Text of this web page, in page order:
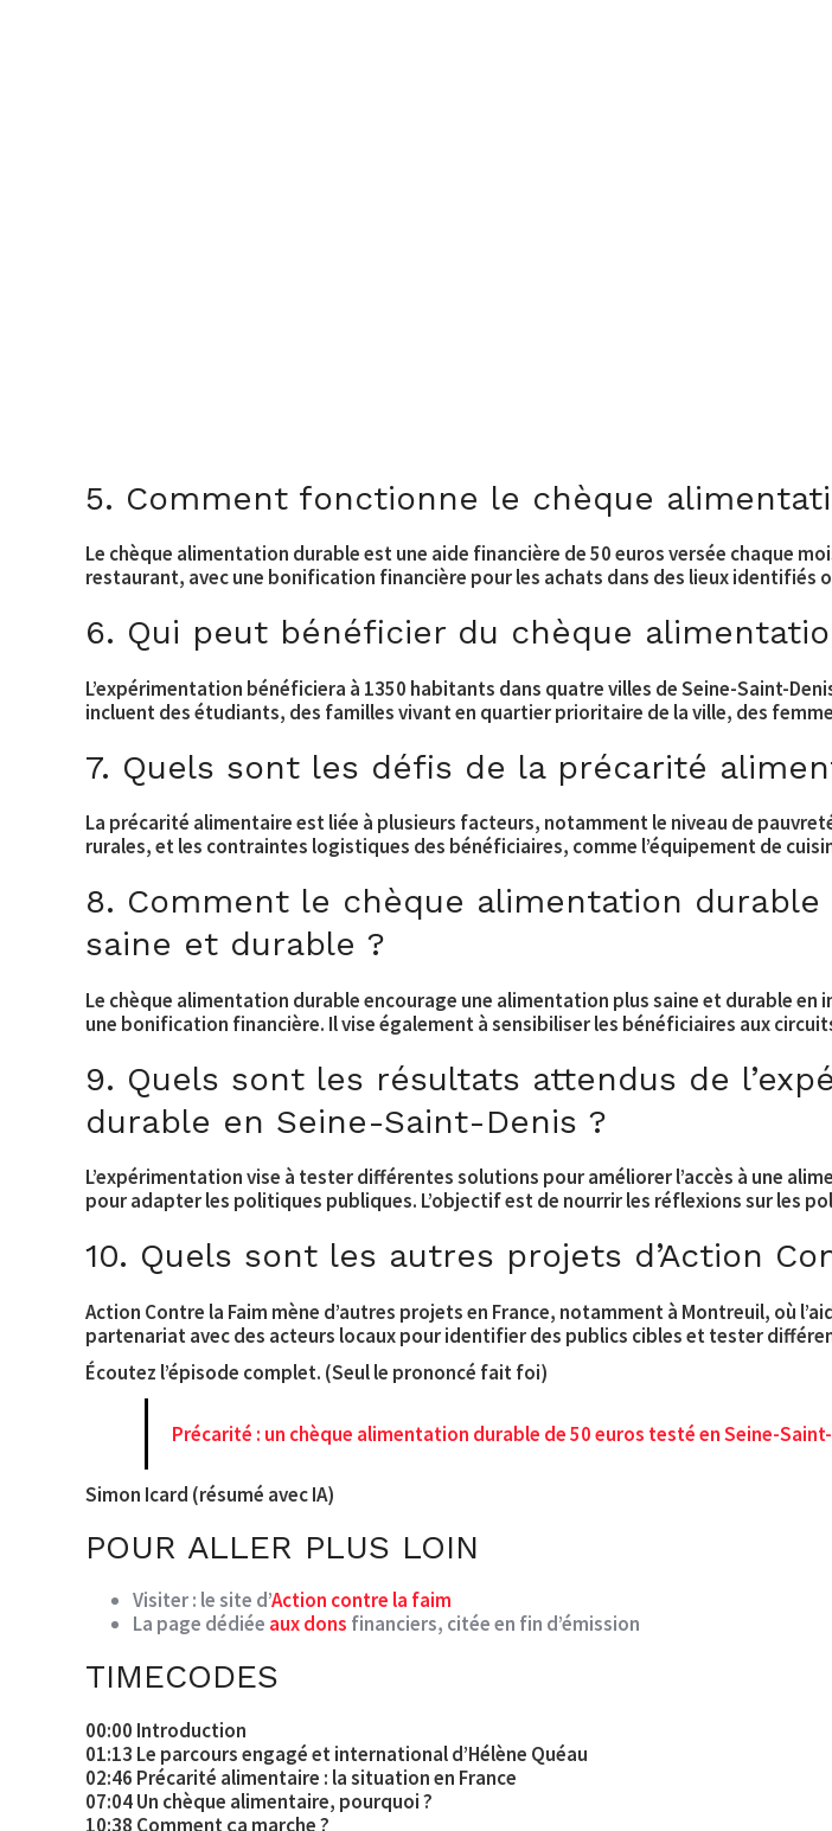
5. Comment fonctionne le chèque
Le chèque alimentation durable est une aide financière de 50 euros versée chaque
restaurant, avec une bonification financière pour les achats dans des lieux
6. Qui peut bénéficier du chèque
L’expérimentation bénéficiera à 1350 habitants dans quatre villes de Seine-Saint-
incluent des étudiants, des familles vivant en quartier prioritaire de la ville, des
7. Quels sont les défis de la précarité
La précarité alimentaire est liée à plusieurs facteurs, notamment le niveau de
rurales, et les contraintes logistiques des bénéficiaires, comme l’équipement de
8. Comment le chèque alimentation
saine et durable ?
Le chèque alimentation durable encourage une alimentation plus saine et durable
une bonification financière. Il vise également à sensibiliser les bénéficiaires aux
9. Quels sont les résultats attendus de
durable en Seine-Saint-Denis ?
L’expérimentation vise à tester différentes solutions pour améliorer l’accès à une
pour adapter les politiques publiques. L’objectif est de nourrir les réflexions sur les
10. Quels sont les autres projets d’Action
Action Contre la Faim mène d’autres projets en France, notamment à Montreuil, où
partenariat avec des acteurs locaux pour identifier des publics cibles et tester
Écoutez l’épisode complet. (Seul le prononcé fait foi)
Précarité : un chèque alimentation durable de 50 euros testé en Seine-
Simon Icard (résumé avec IA)
POUR ALLER PLUS LOIN
Visiter : le site d’Action contre la faim
La page dédiée aux dons financiers, citée en fin d’émission
TIMECODES
00:00 Introduction
01:13 Le parcours engagé et international d’Hélène Quéau
02:46 Précarité alimentaire : la situation en France
07:04 Un chèque alimentaire, pourquoi ?
10:38 Comment ça marche ?